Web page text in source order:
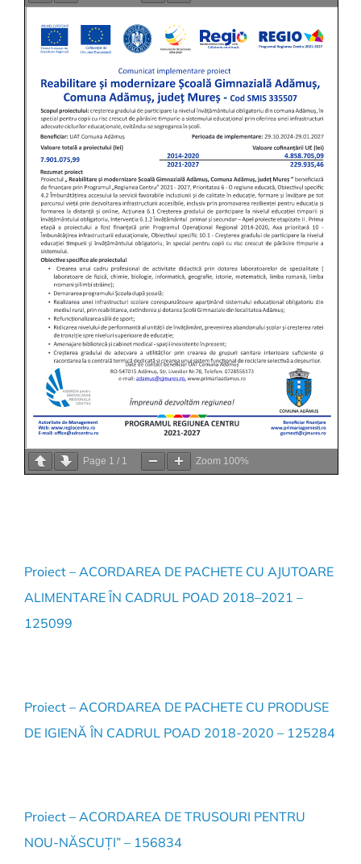
Page 1 / 1 Zoom 100%
Proiect – ACORDAREA DE PACHETE CU AJUTOARE
ALIMENTARE ÎN CADRUL POAD 2018–2021 –
125099
Proiect – ACORDAREA DE PACHETE CU PRODUSE
DE IGIENĂ ÎN CADRUL POAD 2018-2020 – 125284
Proiect – ACORDAREA DE TRUSOURI PENTRU
NOU-NĂSCUȚI” – 156834